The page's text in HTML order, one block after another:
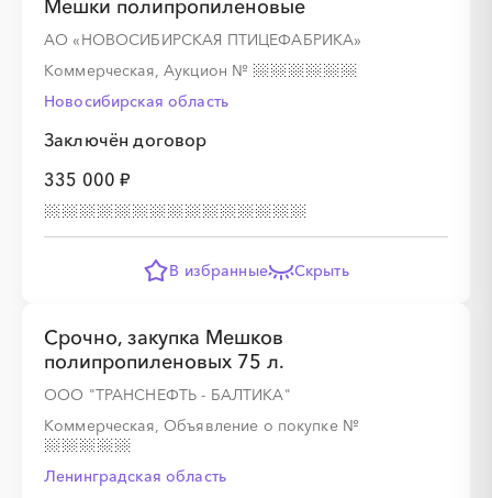
Мешки полипропиленовые
АО «НОВОСИБИРСКАЯ ПТИЦЕФАБРИКА»
Коммерческая, Аукцион №
Новосибирская область
Заключён договор
335 000 ₽
В избранные Скрыть
Срочно, закупка Мешков
полипропиленовых 75 л.
ООО "ТРАНСНЕФТЬ - БАЛТИКА"
Коммерческая, Объявление о покупке №
Ленинградская область